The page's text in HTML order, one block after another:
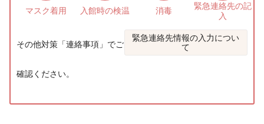
マスク着用 入館時の検温 消毒 緊急連絡先の記
入
その他対策「連絡事項 」でご
確認ください。
緊急連絡先情報の入力につい
て